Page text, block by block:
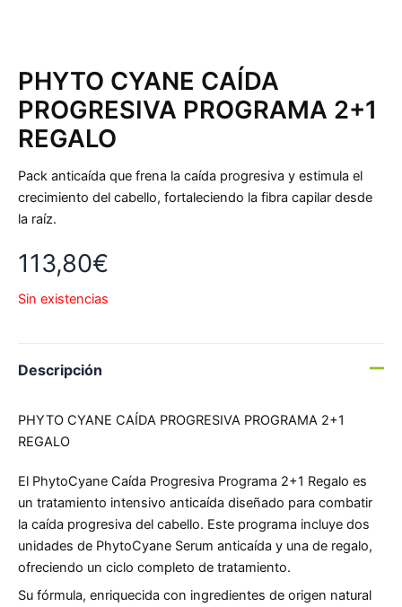
PHYTO CYANE CAÍDA
PROGRESIVA PROGRAMA 2+1
REGALO
Pack anticaída que frena la caída progresiva y estimula el
crecimiento del cabello, fortaleciendo la fibra capilar desde
la raíz.
113,80€
Sin existencias
Descripción
PHYTO CYANE CAÍDA PROGRESIVA PROGRAMA 2+1
REGALO
El PhytoCyane Caída Progresiva Programa 2+1 Regalo es
un tratamiento intensivo anticaída diseñado para combatir
la caída progresiva del cabello. Este programa incluye dos
unidades de PhytoCyane Serum anticaída y una de regalo,
ofreciendo un ciclo completo de tratamiento.
Su fórmula, enriquecida con ingredientes de origen natural